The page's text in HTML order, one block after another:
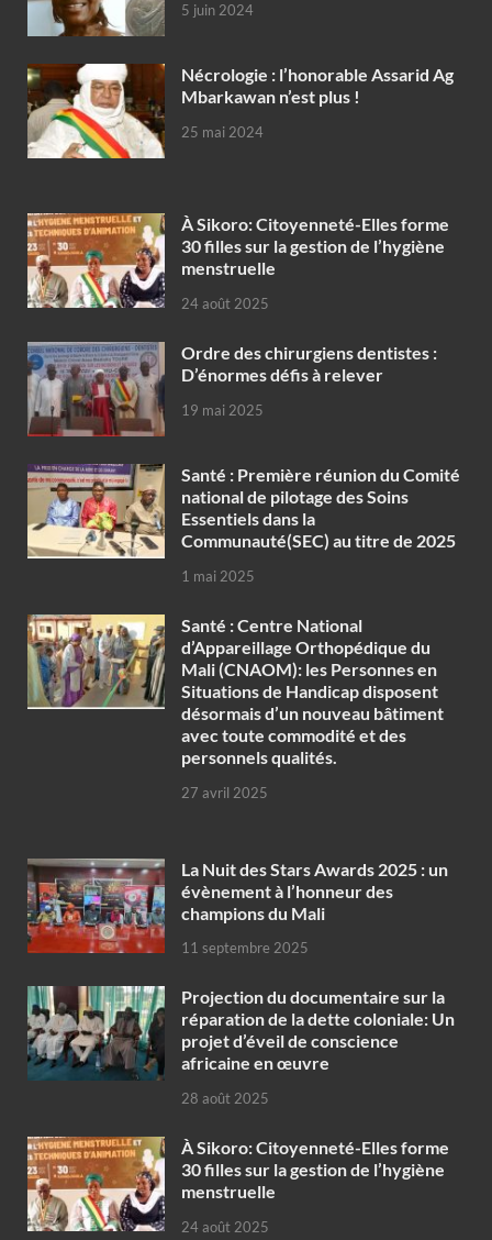
5 juin 2024
Nécrologie : l’honorable Assarid Ag
Mbarkawan n’est plus !
25 mai 2024
À Sikoro: Citoyenneté-Elles forme
30 filles sur la gestion de l’hygiène
menstruelle
24 août 2025
Ordre des chirurgiens dentistes :
D’énormes défis à relever
19 mai 2025
Santé : Première réunion du Comité
national de pilotage des Soins
Essentiels dans la
Communauté(SEC) au titre de 2025
1 mai 2025
Santé : Centre National
d’Appareillage Orthopédique du
Mali (CNAOM): les Personnes en
Situations de Handicap disposent
désormais d’un nouveau bâtiment
avec toute commodité et des
personnels qualités.
27 avril 2025
‎La Nuit des Stars Awards 2025 : un
évènement à l’honneur des
champions du Mali
11 septembre 2025
Projection du documentaire sur la
réparation de la dette coloniale: Un
projet d’éveil de conscience
africaine en œuvre‎
28 août 2025
À Sikoro: Citoyenneté-Elles forme
30 filles sur la gestion de l’hygiène
menstruelle
24 août 2025